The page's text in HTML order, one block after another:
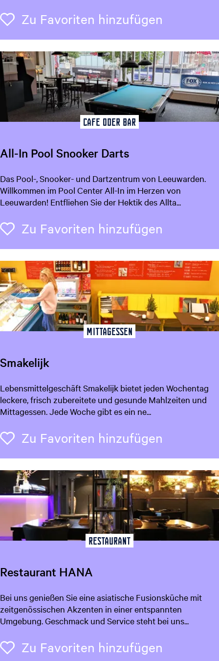
e
n
e
s
&
d
i
L
e
u
w
r
e
n
Zu Favoriten hinzufügen
All-In Pool Snooker Darts
A
l
l
I
P
o
o
l
S
n
o
o
r
a
r
t
Das Pool-, Snooker- und Dartzentrum von Leeuwarden.
Willkommen im Pool Center All-In im Herzen von
Leeuwarden! Entfliehen Sie der Hektik des Allta...
Cafe oder Bar
Zu Favoriten hinzufügen
Smakelijk
S
m
a
e
i
j
Lebensmittelgeschäft Smakelijk bietet jeden Wochentag
leckere, frisch zubereitete und gesunde Mahlzeiten und
Mittagessen. Jede Woche gibt es ein ne...
Mittagessen
Zu Favoriten hinzufügen
Restaurant HANA
R
e
s
a
Bei uns genießen Sie eine asiatische Fusionsküche mit
zeitgenössischen Akzenten in einer entspannten
Umgebung. Geschmack und Service steht bei uns...
Restaurant
Zu Favoriten hinzufügen